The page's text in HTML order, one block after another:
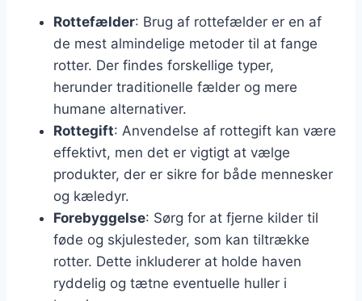
Rottefælder: Brug af rottefælder er en af
de mest almindelige metoder til at fange
rotter. Der findes forskellige typer,
herunder traditionelle fælder og mere
humane alternativer.
Rottegift: Anvendelse af rottegift kan være
effektivt, men det er vigtigt at vælge
produkter, der er sikre for både mennesker
og kæledyr.
Forebyggelse: Sørg for at fjerne kilder til
føde og skjulesteder, som kan tiltrække
rotter. Dette inkluderer at holde haven
ryddelig og tætne eventuelle huller i